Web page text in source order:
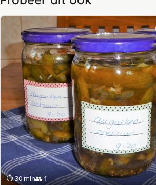
⏱ 30 min👥 1